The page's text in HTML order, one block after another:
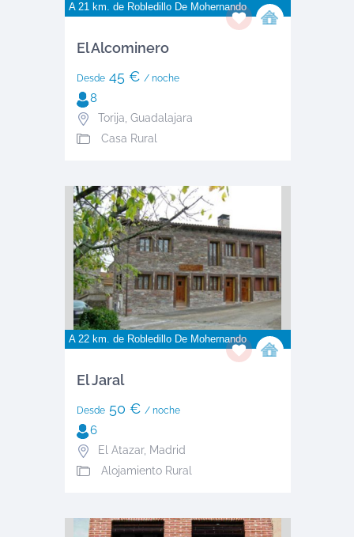
A 21 km. de Robledillo De Mohernando
El Alcominero
Desde45 € / noche
8
Torija, Guadalajara
Casa Rural
A 22 km. de Robledillo De Mohernando
El Jaral
Desde50 € / noche
6
El Atazar, Madrid
Alojamiento Rural